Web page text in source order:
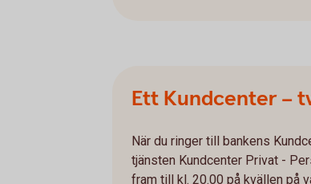
Ett Kundcenter –
När du ringer till bankens
tjänsten Kundcenter Privat -
fram till kl. 20.00 på kvällen på